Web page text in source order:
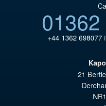
+44 1362 698077
21